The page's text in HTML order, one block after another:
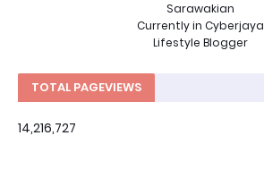
Sarawakian
Currently in Cyberjaya
Lifestyle Blogger
TOTAL PAGEVIEWS
14,216,727